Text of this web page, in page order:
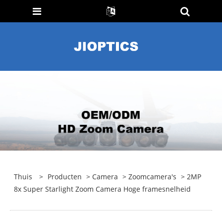
Thuis > Producten > Camera >Zoomcamera's > 2MP
8x Super Starlight Zoom Camera Hoge framesnelheid